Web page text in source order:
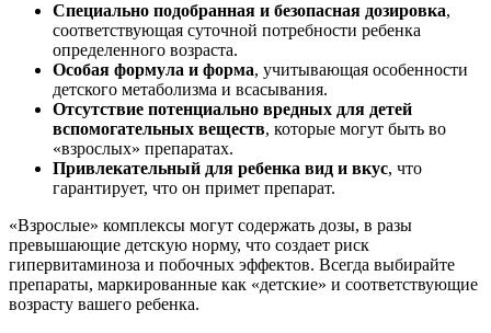
Специально подобранная и безопасная дозировка,
соответствующая суточной потребности ребенка
определенного возраста.
Особая формула и форма, учитывающая особенности
детского метаболизма и всасывания.
Отсутствие потенциально вредных для детей
вспомогательных веществ, которые могут быть во
«взрослых» препаратах.
Привлекательный для ребенка вид и вкус, что
гарантирует, что он примет препарат.
«Взрослые» комплексы могут содержать дозы, в разы
превышающие детскую норму, что создает риск
гипервитаминоза и побочных эффектов. Всегда выбирайте
препараты, маркированные как «детские» и соответствующие
возрасту вашего ребенка.